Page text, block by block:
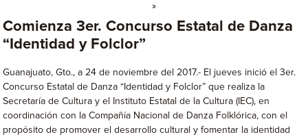
»
Comienza 3er. Concurso Estatal de Danza
“Identidad y Folclor”
Guanajuato, Gto., a 24 de noviembre del 2017.- El jueves inició el 3er.
Concurso Estatal de Danza “Identidad y Folclor” que realiza la
Secretaría de Cultura y el Instituto Estatal de la Cultura (IEC), en
coordinación con la Compañía Nacional de Danza Folklórica, con el
propósito de promover el desarrollo cultural y fomentar la identidad